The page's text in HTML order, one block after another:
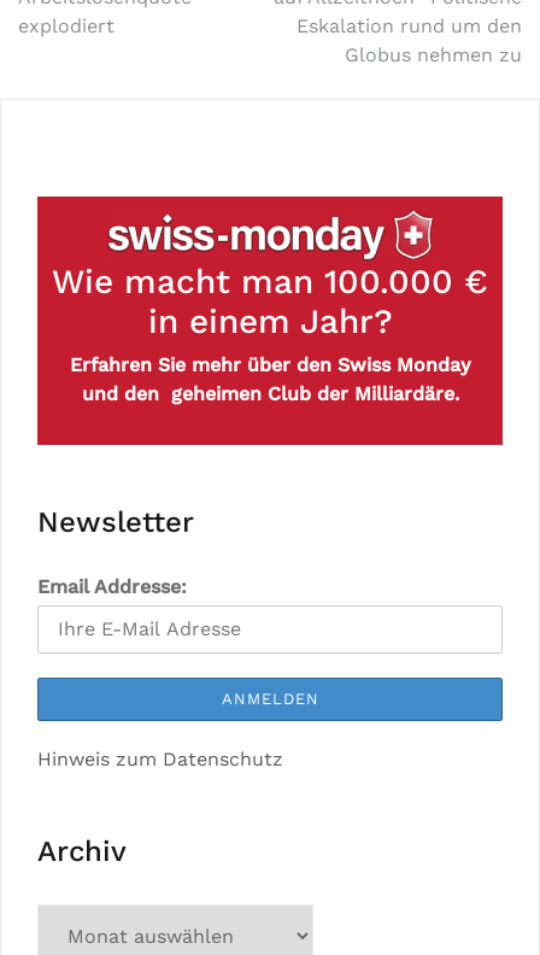
explodiert
Eskalation rund um den
Globus nehmen zu
Wie macht man 100.000 €
in einem Jahr?
Erfahren Sie mehr über den Swiss Monday
und den geheimen Club der Milliardäre.
Newsletter
Email Addresse:
Hinweis zum Datenschutz
Archiv